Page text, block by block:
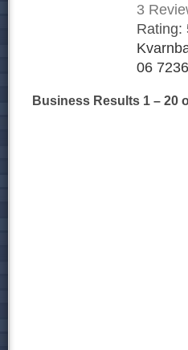
3
Rating:
06
Business Results 1 – 20